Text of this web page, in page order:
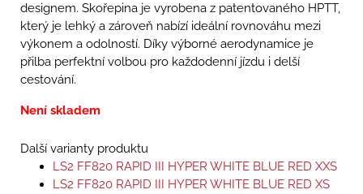
designem. Skořepina je vyrobena z patentovaného HPTT,
který je lehký a zároveň nabízí ideální rovnováhu mezi
výkonem a odolností. Díky výborné aerodynamice je
přilba perfektní volbou pro každodenní jízdu i delší
cestování.
Není skladem
Další varianty produktu
LS2 FF820 RAPID III HYPER WHITE BLUE RED XXS
LS2 FF820 RAPID III HYPER WHITE BLUE RED XS